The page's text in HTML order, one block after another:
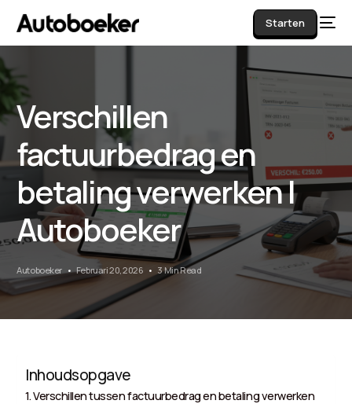
Starten
Verschillen
factuurbedrag en
betaling verwerken |
Autoboeker
Autoboeker Februari 20, 2026 3 Min Read
Inhoudsopgave
Verschillen tussen factuurbedrag en betaling verwerken
AI